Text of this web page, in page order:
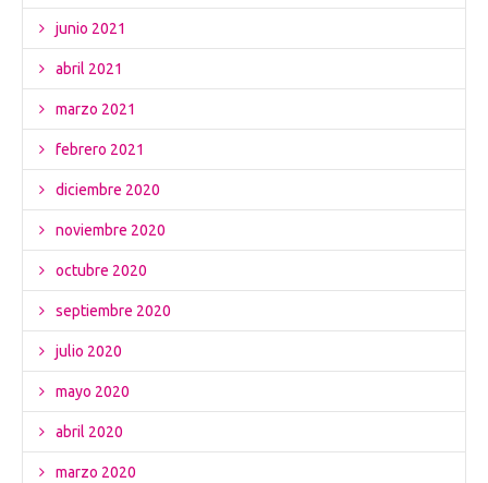
junio 2021
abril 2021
marzo 2021
febrero 2021
diciembre 2020
noviembre 2020
octubre 2020
septiembre 2020
julio 2020
mayo 2020
abril 2020
marzo 2020